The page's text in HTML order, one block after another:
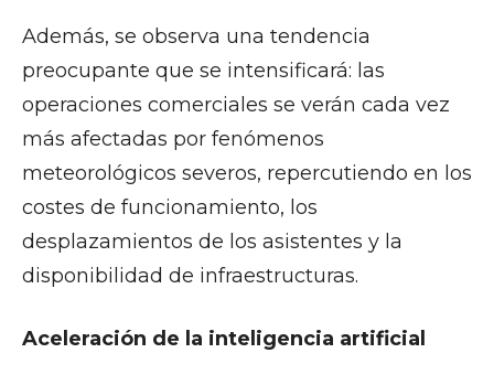
Además, se observa una tendencia
preocupante que se intensificará: las
operaciones comerciales se verán cada vez
más afectadas por fenómenos
meteorológicos severos, repercutiendo en los
costes de funcionamiento, los
desplazamientos de los asistentes y la
disponibilidad de infraestructuras.
Aceleración de la inteligencia artificial